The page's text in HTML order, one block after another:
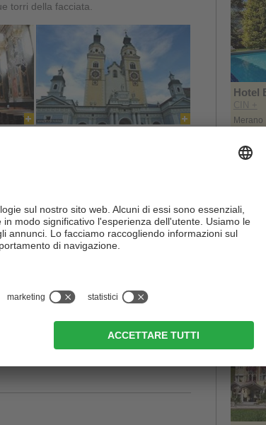
torri della facciata.
altre cappelle, un
fu ricostruita in stile barocco. In questo
e dipintidel famoso pittorePaul Troger
e fu decorato condiversi tipi di
trova un
Hotel
CIN +
Merano
Im